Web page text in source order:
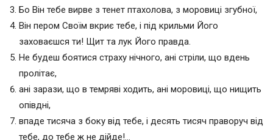
Бо Він тебе вирве з тенет птахолова, з моровиці згубної,
Він пером Своїм вкриє тебе, і під крильми Його
заховаєшся ти! Щит та лук Його правда.
Не будеш боятися страху нічного, ані стріли, що вдень
пролітає,
ані зарази, що в темряві ходить, ані моровиці, що нищить
опівдні,
впаде тисяча з боку від тебе, і десять тисяч праворуч від
тебе, до тебе ж не дійде!…